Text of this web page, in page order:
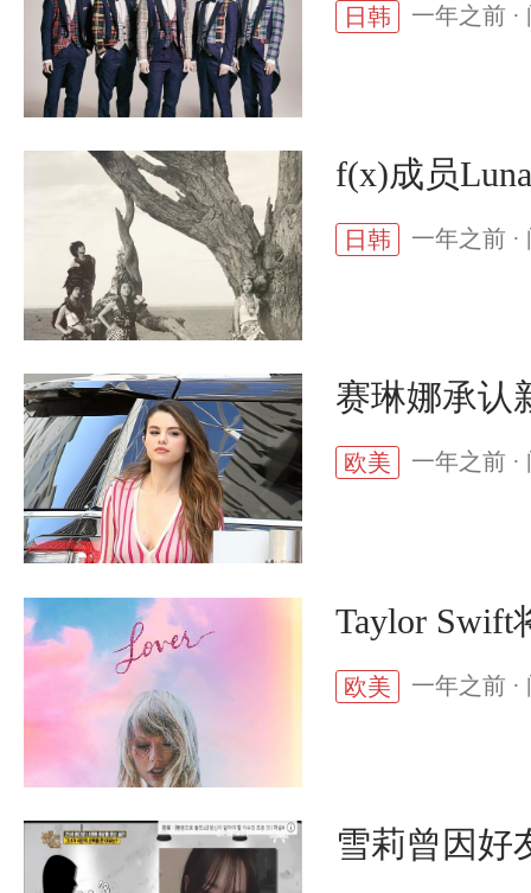
日韩 一年之前 ·
f(x)成员
日韩 一年之前 ·
赛琳娜承认
欧美 一年之前 ·
Taylor Swift
欧美 一年之前 ·
雪莉曾因好